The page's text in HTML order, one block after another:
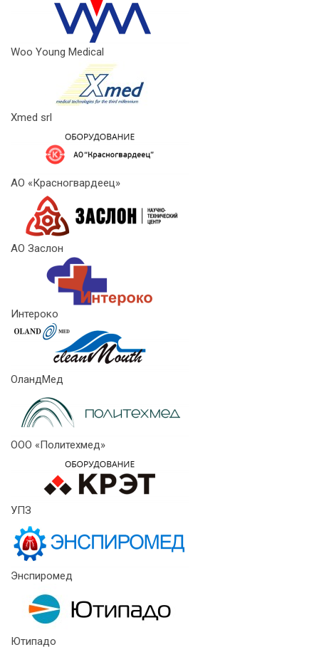
Woo Young Medical
Xmed srl
АО «Красногвардеец»
АО Заслон
Интероко
ОландМед
ООО «Политехмед»
УПЗ
Энспиромед
Ютипадо